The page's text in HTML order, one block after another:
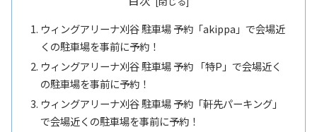
ウィングアリーナ刈谷 駐車場 予約「akippa」で会場近
くの駐車場を事前に予約！
ウィングアリーナ刈谷 駐車場 予約 「特P」で会場近く
の駐車場を事前に予約！
ウィングアリーナ刈谷 駐車場 予約「軒先パーキング」
で会場近くの駐車場を事前に予約！